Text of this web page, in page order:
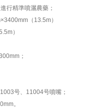
行精準噴灑農藥；
（13.5m）
）
；
号、11004号噴嘴；
。